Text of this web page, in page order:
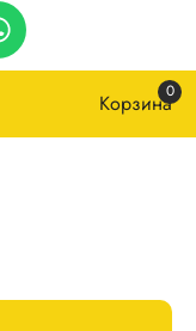
Корзина0